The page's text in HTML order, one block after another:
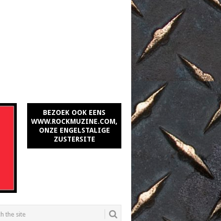
BEZOEK OOK EENS
WWW.ROCKMUZINE.COM,
ONZE ENGELSTALIGE
ZUSTERSITE